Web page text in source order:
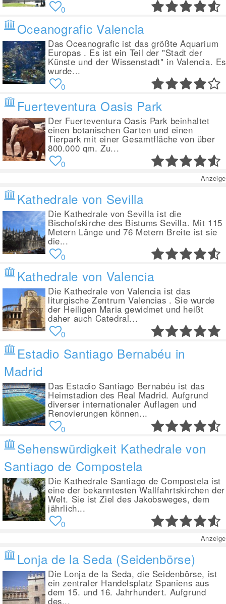
0
Oceanografic Valencia
Das Oceanografic ist das größte Aquarium
Europas . Es ist ein Teil der "Stadt der
Künste und der Wissenstadt" in Valencia. Es
wurde...
0
Fuerteventura Oasis Park
Der Fuerteventura Oasis Park beinhaltet
einen botanischen Garten und einen
Tierpark mit einer Gesamtfläche von über
800.000 qm. Zu...
0
Anzeige
Kathedrale von Sevilla
Die Kathedrale von Sevilla ist die
Bischofskirche des Bistums Sevilla. Mit 115
Metern Länge und 76 Metern Breite ist sie
die...
0
Kathedrale von Valencia
Die Kathedrale von Valencia ist das
liturgische Zentrum Valencias . Sie wurde
der Heiligen Maria gewidmet und heißt
daher auch Catedral...
0
Estadio Santiago Bernabéu in
Madrid
Das Estadio Santiago Bernabéu ist das
Heimstadion des Real Madrid. Aufgrund
diverser internationaler Auflagen und
Renovierungen können...
0
Sehenswürdigkeit Kathedrale von
Santiago de Compostela
Die Kathedrale Santiago de Compostela ist
eine der bekanntesten Wallfahrtskirchen der
Welt. Sie ist Ziel des Jakobsweges, dem
jährlich...
0
Anzeige
Lonja de la Seda (Seidenbörse)
Die Lonja de la Seda, die Seidenbörse, ist
ein zentraler Handelsplatz Spaniens aus
dem 15. und 16. Jahrhundert. Aufgrund
des...